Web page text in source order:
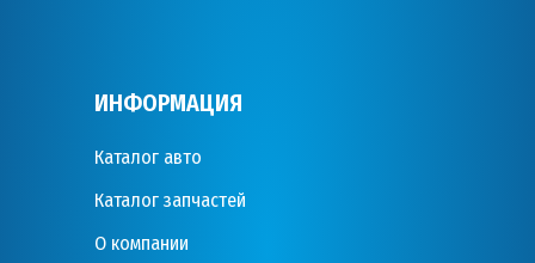
ИНФОРМАЦИЯ
Каталог авто
Каталог запчастей
О компании